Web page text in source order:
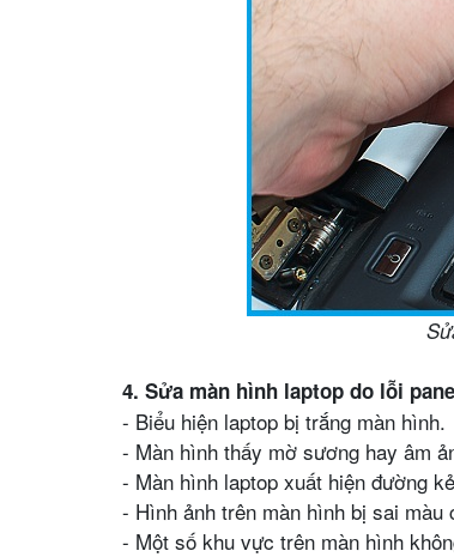
4. Sửa màn hình laptop do lỗi
- Biểu hiện laptop bị trắng màn hình.
- Màn hình thấy mờ sương hay âm
- Màn hình laptop xuất hiện đường
- Hình ảnh trên màn hình bị sai màu
- Một số khu vực trên màn hình